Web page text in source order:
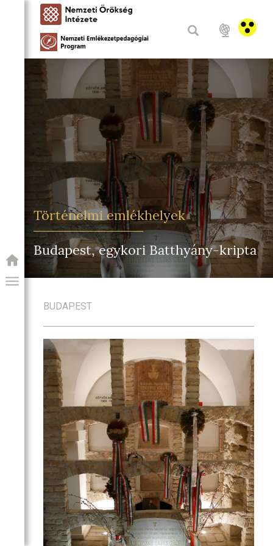
PROGRAM
Történelmi emlékhelyek
Budapest, egykori Batthyány-kripta
BUDAPEST